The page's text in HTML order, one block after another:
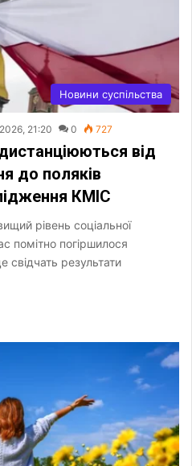
Новини суспільства
21:20 0 727
від
до поляків
КМІС
рівень соціальної
помітно погіршилося
свідчать результати